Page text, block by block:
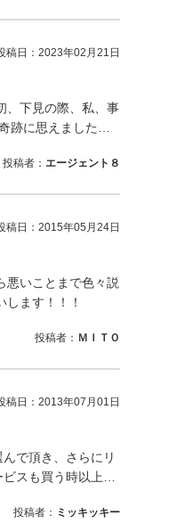
稿日： 2023年02月21日
、下見の際、私、事
跡に思えました…
投稿者： エージェント８
稿日： 2015年05月24日
悪いことまで色々説
ます！！！
投稿者： ＭＩＴＯ
稿日： 2013年07月01日
で頂き、さらにリ
スも買う時以上…
投稿者： ミッキッキー